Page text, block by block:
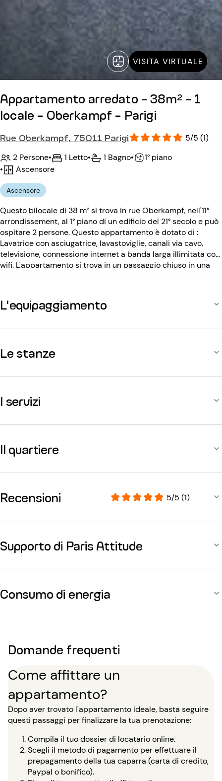
VISITA VIRTUALE
Appartamento arredato - 38m² - 1
locale - Oberkampf - Parigi
Rue Oberkampf, 75011 Parigi
5/5 (1)
2 Persone• 1 Letto• 1 Bagno•
1° piano
•
Ascensore
Ascensore
Questo bilocale di 38 m² si trova in rue Oberkampf, nell'11°
arrondissement, al 1° piano di un edificio del 21° secolo e può
ospitare 2 persone. Questo appartamento è dotato di :
Lavatrice con asciugatrice, lavastoviglie, canali via cavo,
televisione, connessione internet a banda larga illimitata con
wifi. L'appartamento si trova in un passaggio chiuso in una
L'equipaggiamento
Le stanze
I servizi
Il quartiere
Recensioni 5/5 (1)
Supporto di Paris Attitude
Consumo di energia
Domande frequenti
Come affittare un
appartamento?
Dopo aver trovato l'appartamento ideale, basta seguire
questi passaggi per finalizzare la tua prenotazione:
Compila il tuo dossier di locatario online.
Scegli il metodo di pagamento per effettuare il
prepagamento della tua caparra (carta di credito,
Paypal o bonifico).